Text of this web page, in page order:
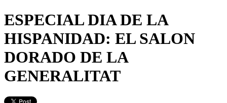
ESPECIAL DIA DE LA
HISPANIDAD: EL SALON
DORADO DE LA
GENERALITAT